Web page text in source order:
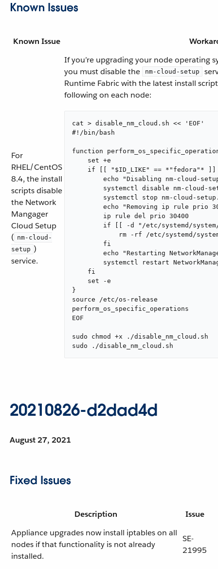
Known Issues
Known Issue
For
RHEL/CentOS
8.4, the install
scripts disable
the Network
Mangager
Cloud Setup
( nm-cloud-
setup )
service.
If you’re upgrading your node operating
you must disable the
nm-cloud-setup
Runtime Fabric with the latest install
following on each node:
cat > disable_nm_cloud.sh << 'EOF'
#!/bin/bash
function
    set +e
if [[ "$ID_LIKE" == *"fedora"*
echo "Disabling nm-cloud-
systemctl disable nm-cloud-
systemctl stop nm-cloud-
echo "Removing ip rule prio
        ip rule del prio 30400
if [[ -d "/etc/systemd/
rm -rf /etc/systemd/
        fi
echo "Restarting
systemctl restart
    fi
    set -e
}
source /etc/os-release
perform_os_specific_operations
EOF
sudo chmod +x ./disable_nm_cloud.sh
sudo ./disable_nm_cloud.sh
20210826-d2dad4d
August 27, 2021
Fixed Issues
Description
Issue
Appliance upgrades now install iptables on all
nodes if that functionality is not already
installed.
SE-
21995